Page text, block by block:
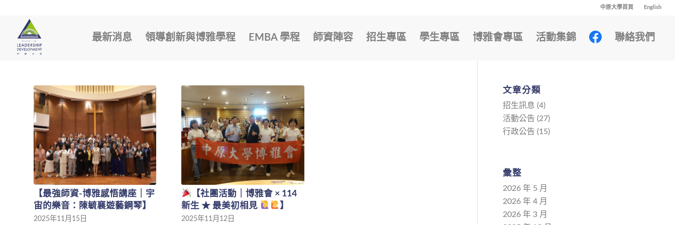
中原大學首頁 English
最新消息 領導創新與博雅學程 EMBA 學程 師資陣容 招生專區 學生專區 博雅會專區 活動集錦 聯絡我們
【最強師資-博雅感悟講座｜宇
宙的樂音：陳毓襄遊藝鋼琴】
2025年11月15日
【社團活動｜博雅會 × 114
新生 ★ 最美初相見
】
2025年11月12日
文章分類
招生訊息 (4)
活動公告 (27)
行政公告 (15)
彙整
2026 年 5 月
2026 年 4 月
2026 年 3 月